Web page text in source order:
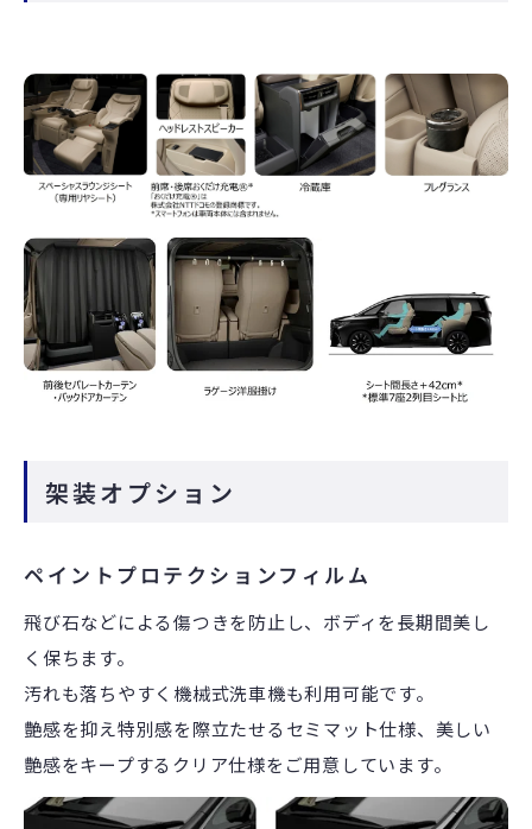
架装オプション
ペイントプロテクションフィルム
飛び石などによる傷つきを防止し、ボディを長期間美し
く保ちます。
汚れも落ちやすく機械式洗車機も利用可能です。
艶感を抑え特別感を際立たせるセミマット仕様、美しい
艶感をキープするクリア仕様をご用意しています。